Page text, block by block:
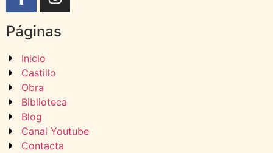
Páginas
Inicio
Castillo
Obra
Biblioteca
Blog
Canal Youtube
Contacta